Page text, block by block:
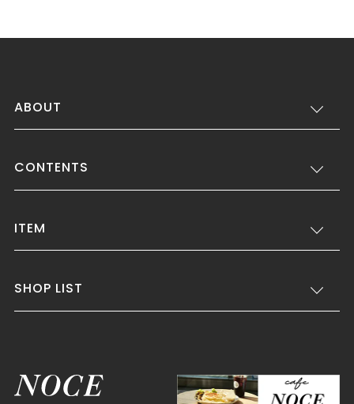
ABOUT
CONTENTS
ITEM
SHOP LIST